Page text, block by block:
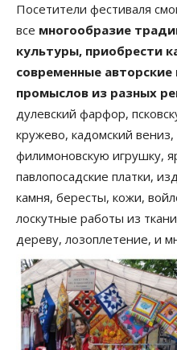
Посетители фестиваля
все многообразие
культуры, приобрести
современные
промыслов из разных
дулевский фарфор,
кружево, кадомский
филимоновскую игрушку,
павлопосадские платки,
камня, бересты, кожи,
лоскутные работы из
дереву, лозоплетение, и